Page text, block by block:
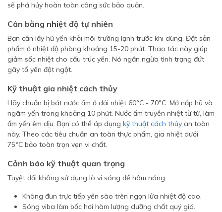
sẽ phá hủy hoàn toàn công sức bảo quản.
Cân bằng nhiệt độ tự nhiên
Bạn cần lấy hũ yến khỏi môi trường lạnh trước khi dùng. Đặt sản
phẩm ở nhiệt độ phòng khoảng 15-20 phút. Thao tác này giúp
giảm sốc nhiệt cho cấu trúc yến. Nó ngăn ngừa tình trạng đứt
gãy tổ yến đột ngột.
Kỹ thuật gia nhiệt cách thủy
Hãy chuẩn bị bát nước ấm ở dải nhiệt 60°C - 70°C. Mở nắp hũ và
ngâm yến trong khoảng 10 phút. Nước ấm truyền nhiệt từ từ, làm
ấm yến êm dịu. Bạn có thể áp dụng kỹ thuật cách thủy an toàn
này. Theo các tiêu chuẩn an toàn thực phẩm, gia nhiệt dưới
75°C bảo toàn trọn vẹn vi chất.
Cảnh báo kỹ thuật quan trọng
Tuyệt đối không sử dụng lò vi sóng để hâm nóng.
Không đun trực tiếp yến sào trên ngọn lửa nhiệt độ cao.
Sóng viba làm bốc hơi hàm lượng dưỡng chất quý giá.